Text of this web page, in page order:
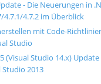
- Die Neuerungen in
4.7.1/4.7.2 im Überblick
mit Code-
Studio
(Visual Studio 14.x)
Studio 2013